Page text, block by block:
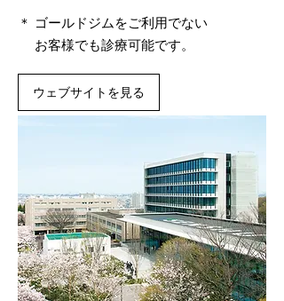
＊ ゴールドジムをご利用でない
お客様でも診療可能です。
ウェブサイトを見る